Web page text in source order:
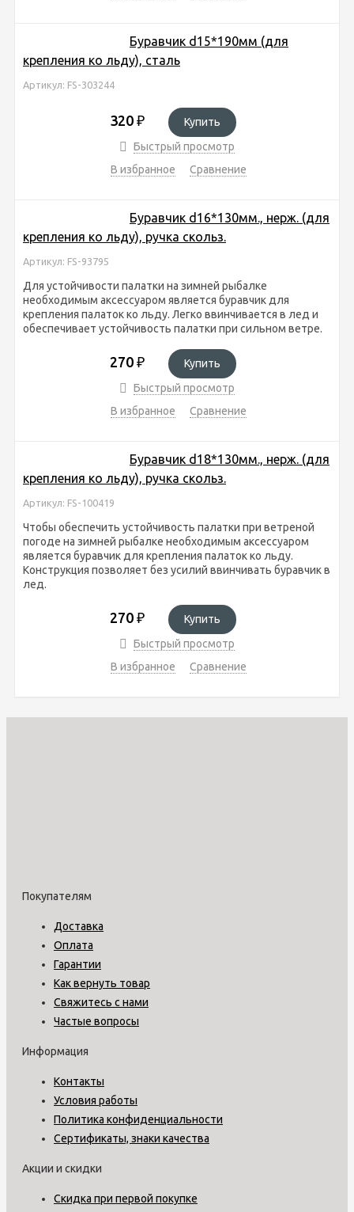
Буравчик d15*190мм (для
крепления ко льду), сталь
Артикул: FS-303244
320 ₽
Купить
Быстрый просмотр
В избранное
Сравнение
Буравчик d16*130мм., нерж. (для
крепления ко льду), ручка скольз.
Артикул: FS-93795
Для устойчивости палатки на зимней рыбалке
необходимым аксессуаром является буравчик для
крепления палаток ко льду. Легко ввинчивается в лед и
обеспечивает устойчивость палатки при сильном ветре.
270 ₽
Купить
Быстрый просмотр
В избранное
Сравнение
Буравчик d18*130мм., нерж. (для
крепления ко льду), ручка скольз.
Артикул: FS-100419
Чтобы обеспечить устойчивость палатки при ветреной
погоде на зимней рыбалке необходимым аксессуаром
является буравчик для крепления палаток ко льду.
Конструкция позволяет без усилий ввинчивать буравчик в
лед.
270 ₽
Купить
Быстрый просмотр
В избранное
Сравнение
Покупателям
Доставка
Оплата
Гарантии
Как вернуть товар
Свяжитесь с нами
Частые вопросы
Информация
Контакты
Условия работы
Политика конфиденциальности
Сертификаты, знаки качества
Акции и скидки
Скидка при первой покупке